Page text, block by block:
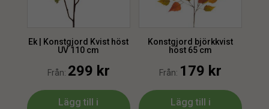
Ek | Konstgjord Kvist höst
UV 110 cm
Från: 299 kr
Lägg till i
Konstgjord björkkvist
höst 65 cm
Från: 179 kr
Lägg till i